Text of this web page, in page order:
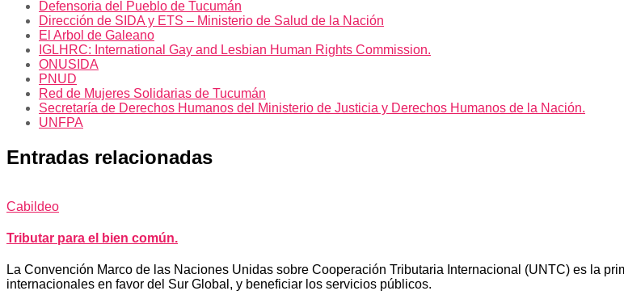
Defensoria del Pueblo de Tucumán
Dirección de SIDA y ETS – Ministerio de Salud de la Nación
El Arbol de Galeano
IGLHRC: International Gay and Lesbian Human Rights Commission.
ONUSIDA
PNUD
Red de Mujeres Solidarias de Tucumán
Secretaría de Derechos Humanos del Ministerio de Justicia y Derechos Humanos de la Nación.
UNFPA
Entradas relacionadas
Cabildeo
Tributar para el bien común.
La Convención Marco de las Naciones Unidas sobre Cooperación Tributaria Internacional (UNTC) es la
internacionales en favor del Sur Global, y beneficiar los servicios públicos.